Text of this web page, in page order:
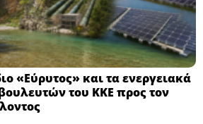
«Εύρυτος» και τα ενεργειακά
του ΚΚΕ προς τον